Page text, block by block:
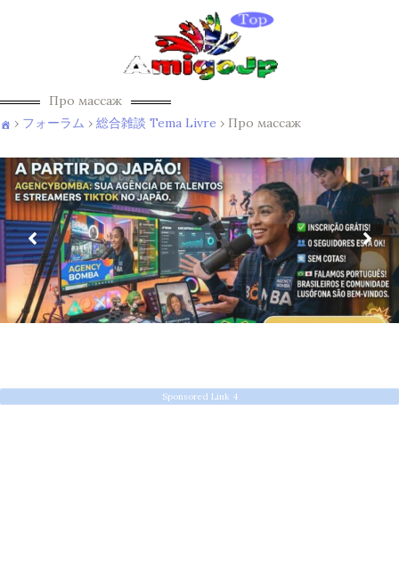
Про массаж
› フォーラム › 総合雑談 Tema Livre › Про массаж
Sponsored Link 4